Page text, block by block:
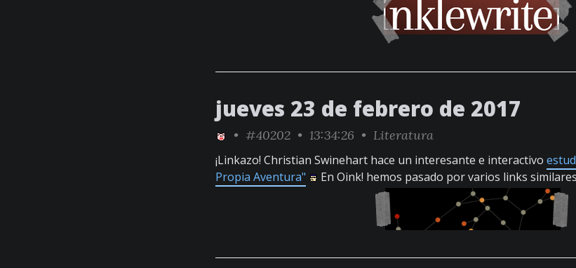
jueves 23 de febrero de 2017
• #40202 • 13:34:26 • Literatura
¡Linkazo! Christian Swinehart hace un interesante e interactivo
Propia Aventura"
En Oink! hemos pasado por varios links